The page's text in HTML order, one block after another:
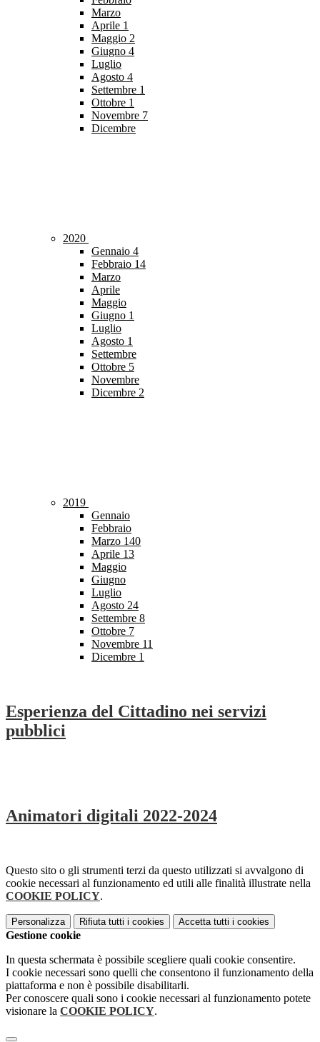
Marzo
Aprile 1
Maggio 2
Giugno 4
Luglio
Agosto 4
Settembre 1
Ottobre 1
Novembre 7
Dicembre
2020
Gennaio 4
Febbraio 14
Marzo
Aprile
Maggio
Giugno 1
Luglio
Agosto 1
Settembre
Ottobre 5
Novembre
Dicembre 2
2019
Gennaio
Febbraio
Marzo 140
Aprile 13
Maggio
Giugno
Luglio
Agosto 24
Settembre 8
Ottobre 7
Novembre 11
Dicembre 1
Esperienza del Cittadino nei servizi
pubblici
Animatori digitali 2022-2024
Questo sito o gli strumenti terzi da questo utilizzati si avvalgono di
cookie necessari al funzionamento ed utili alle finalità illustrate nella
COOKIE POLICY.
Personalizza Rifiuta tutti i cookies Accetta tutti i cookies
Gestione cookie
In questa schermata è possibile scegliere quali cookie consentire.
I cookie necessari sono quelli che consentono il funzionamento della
piattaforma e non è possibile disabilitarli.
Per conoscere quali sono i cookie necessari al funzionamento potete
visionare la COOKIE POLICY.